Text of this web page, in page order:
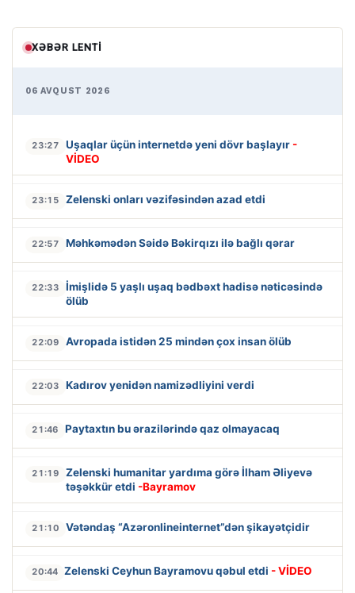
XƏBƏR LENTI
06 AVQUST 2026
23:27 Uşaqlar üçün internetdə yeni dövr başlayır -
VİDEO
23:15 Zelenski onları vəzifəsindən azad etdi
22:57 Məhkəmədən Səidə Bəkirqızı ilə bağlı qərar
22:33
İmişlidə 5 yaşlı uşaq bədbəxt hadisə nəticəsində
ölüb
22:09 Avropada istidən 25 mindən çox insan ölüb
22:03 Kadırov yenidən namizədliyini verdi
21:46 Paytaxtın bu ərazilərində qaz olmayacaq
21:19
Zelenski humanitar yardıma görə İlham Əliyevə
təşəkkür etdi -Bayramov
21:10 Vətəndaş “Azəronlineinternet”dən şikayətçidir
20:44 Zelenski Ceyhun Bayramovu qəbul etdi - VİDEO